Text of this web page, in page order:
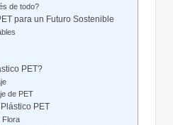
de todo?
para un Futuro Sostenible
‍PET?
de ⁣PET
PET
Flora